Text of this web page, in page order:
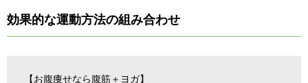
効果的な運動方法の組み合わせ
【お腹痩せなら腹筋＋ヨガ】